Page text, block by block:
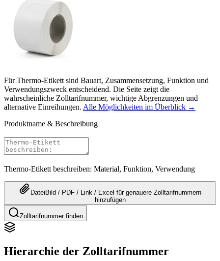
Für Thermo-Etikett sind Bauart, Zusammensetzung, Funktion und
Verwendungszweck entscheidend. Die Seite zeigt die
wahrscheinliche Zolltarifnummer, wichtige Abgrenzungen und
alternative Einreihungen. Alle Möglichkeiten im Überblick →
Produktname & Beschreibung
Thermo-Etikett beschreiben: Material, Funktion, Verwendung
Datei Bild / PDF / Link / Excel für genauere Zolltarifnummern
hinzufügen
Zolltarifnummer finden
Hierarchie der Zolltarifnummer